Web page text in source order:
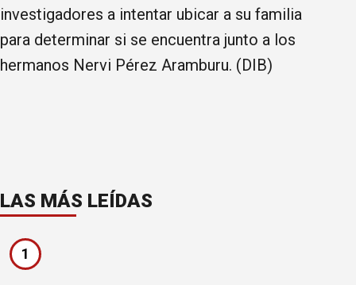
investigadores a intentar ubicar a su familia
para determinar si se encuentra junto a los
hermanos Nervi Pérez Aramburu. (DIB)
LAS MÁS LEÍDAS
1